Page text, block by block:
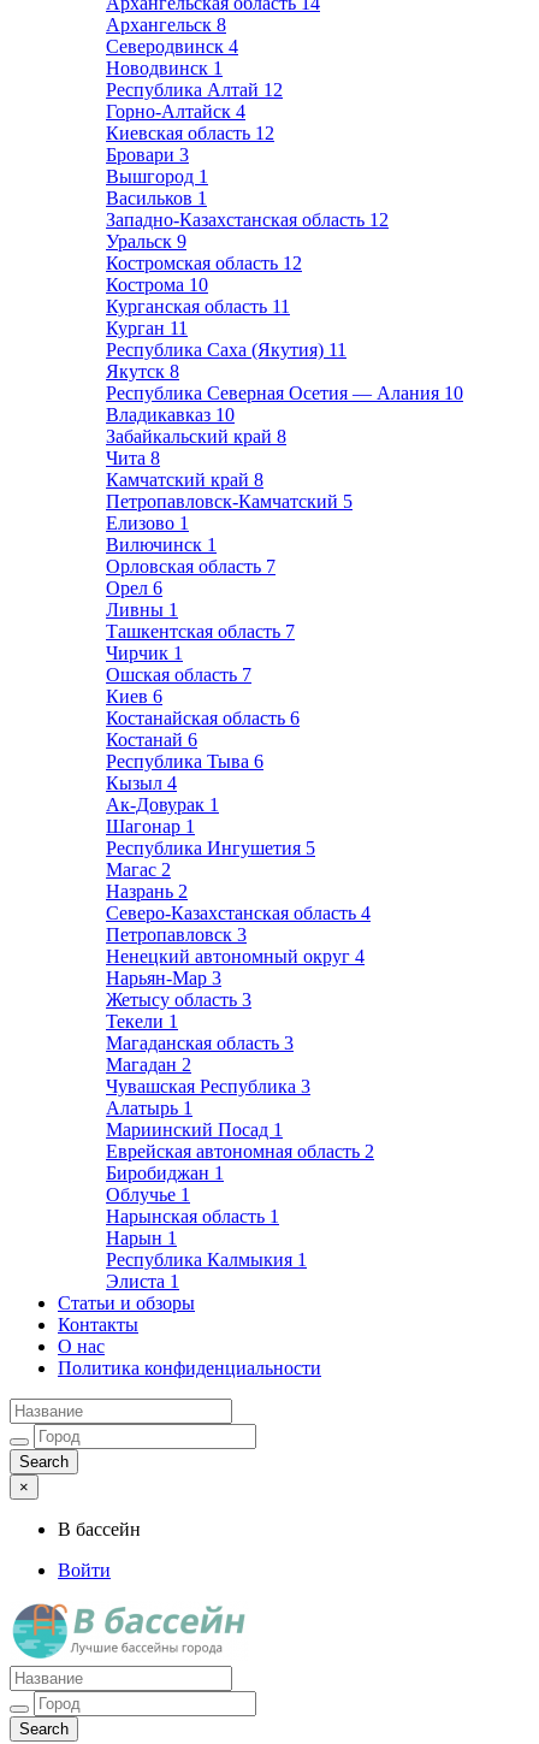
Архангельск 8
Северодвинск 4
Новодвинск 1
Республика Алтай 12
Горно-Алтайск 4
Киевская область 12
Бровари 3
Вышгород 1
Васильков 1
Западно-Казахстанская область 12
Уральск 9
Костромская область 12
Кострома 10
Курганская область 11
Курган 11
Республика Саха (Якутия) 11
Якутск 8
Республика Северная Осетия — Алания 10
Владикавказ 10
Забайкальский край 8
Чита 8
Камчатский край 8
Петропавловск-Камчатский 5
Елизово 1
Вилючинск 1
Орловская область 7
Орел 6
Ливны 1
Ташкентская область 7
Чирчик 1
Ошская область 7
Киев 6
Костанайская область 6
Костанай 6
Республика Тыва 6
Кызыл 4
Ак-Довурак 1
Шагонар 1
Республика Ингушетия 5
Магас 2
Назрань 2
Северо-Казахстанская область 4
Петропавловск 3
Ненецкий автономный округ 4
Нарьян-Мар 3
Жетысу область 3
Текели 1
Магаданская область 3
Магадан 2
Чувашская Республика 3
Алатырь 1
Мариинский Посад 1
Еврейская автономная область 2
Биробиджан 1
Облучье 1
Нарынская область 1
Нарын 1
Республика Калмыкия 1
Элиста 1
Статьи и обзоры
Контакты
О нас
Политика конфиденциальности
×
В бассейн
Войти
Лучшие бассейны города